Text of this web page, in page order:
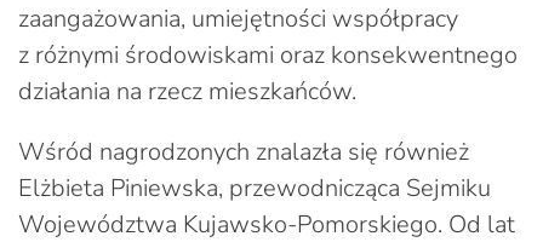
zaangażowania, umiejętności współpracy
z różnymi środowiskami oraz konsekwentnego
działania na rzecz mieszkańców.
Wśród nagrodzonych znalazła się również
Elżbieta Piniewska, przewodnicząca Sejmiku
Województwa Kujawsko-Pomorskiego. Od lat